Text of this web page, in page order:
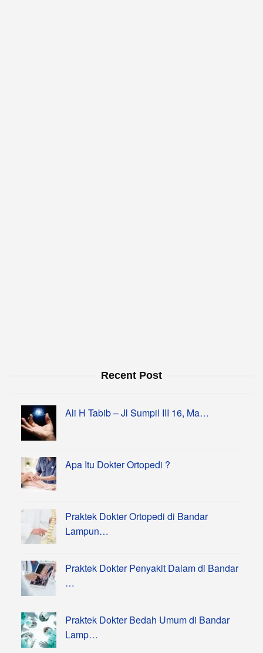
Recent Post
Ali H Tabib – Jl Sumpil III 16, Ma…
Apa Itu Dokter Ortopedi ?
Praktek Dokter Ortopedi di Bandar
Lampun…
Praktek Dokter Penyakit Dalam di Bandar
…
Praktek Dokter Bedah Umum di Bandar
Lamp…